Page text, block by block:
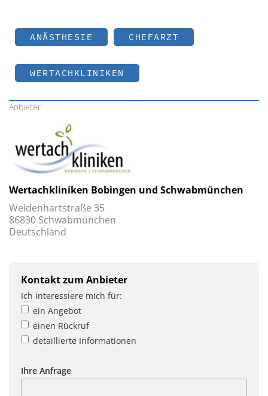
ANÄSTHESIE CHEFARZT
WERTACHKLINIKEN
Anbieter
Wertachkliniken Bobingen und Schwabmünchen
Weidenhartstraße 35
86830 Schwabmünchen
Deutschland
Kontakt zum Anbieter
Ich interessiere mich für:
ein Angebot
einen Rückruf
detaillierte Informationen
Ihre Anfrage